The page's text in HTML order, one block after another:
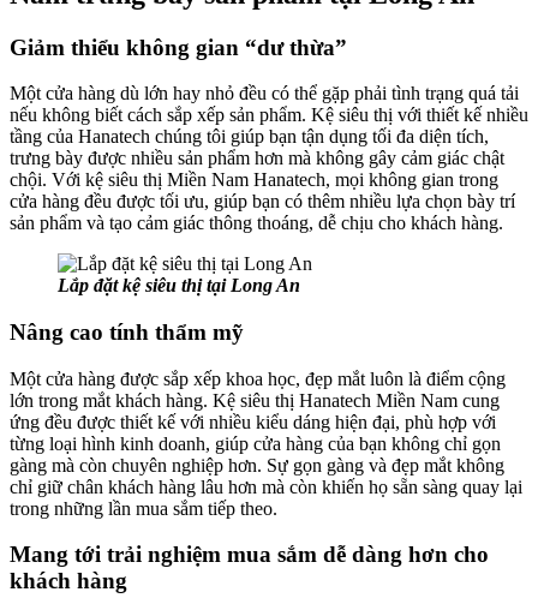
Giảm thiểu không gian “dư thừa”
Một cửa hàng dù lớn hay nhỏ đều có thể gặp phải tình trạng quá tải
nếu không biết cách sắp xếp sản phẩm. Kệ siêu thị với thiết kế nhiều
tầng của Hanatech chúng tôi giúp bạn tận dụng tối đa diện tích,
trưng bày được nhiều sản phẩm hơn mà không gây cảm giác chật
chội. Với kệ siêu thị Miền Nam Hanatech, mọi không gian trong
cửa hàng đều được tối ưu, giúp bạn có thêm nhiều lựa chọn bày trí
sản phẩm và tạo cảm giác thông thoáng, dễ chịu cho khách hàng.
Lắp đặt kệ siêu thị tại Long An
Nâng cao tính thẩm mỹ
Một cửa hàng được sắp xếp khoa học, đẹp mắt luôn là điểm cộng
lớn trong mắt khách hàng. Kệ siêu thị Hanatech Miền Nam cung
ứng đều được thiết kế với nhiều kiểu dáng hiện đại, phù hợp với
từng loại hình kinh doanh, giúp cửa hàng của bạn không chỉ gọn
gàng mà còn chuyên nghiệp hơn. Sự gọn gàng và đẹp mắt không
chỉ giữ chân khách hàng lâu hơn mà còn khiến họ sẵn sàng quay lại
trong những lần mua sắm tiếp theo.
Mang tới trải nghiệm mua sắm dễ dàng hơn cho
khách hàng